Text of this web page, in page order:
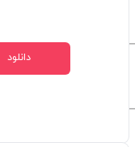
دانلود